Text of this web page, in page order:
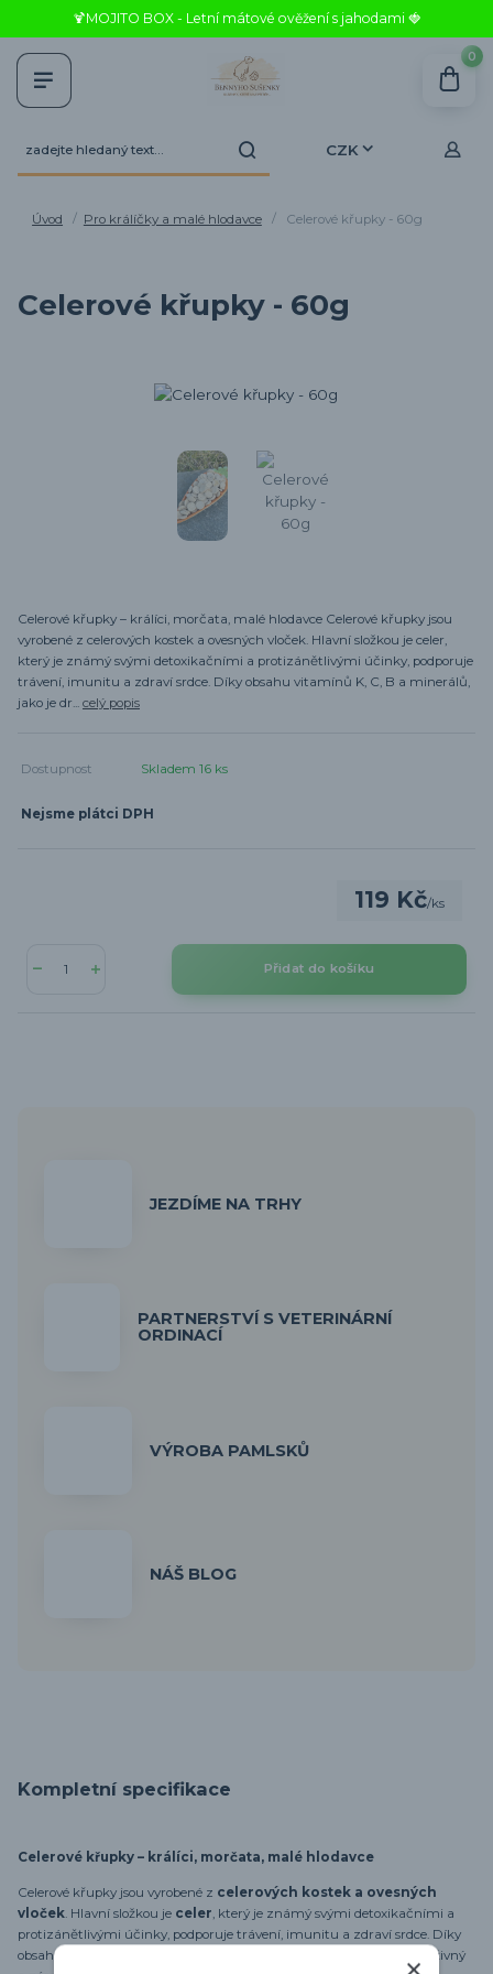
🍹MOJITO BOX - Letní mátové ověžení s jahodami 🍓
CZK
0
Úvod Pro králíčky a malé hlodavce Celerové křupky - 60g
Celerové křupky - 60g
Celerové křupky – králíci, morčata, malé hlodavce Celerové křupky jsou
vyrobené z celerových kostek a ovesných vloček. Hlavní složkou je celer,
který je známý svými detoxikačními a protizánětlivými účinky, podporuje
trávení, imunitu a zdraví srdce. Díky obsahu vitamínů K, C, B a minerálů,
jako je dr... celý popis
Dostupnost Skladem 16 ks
Nejsme plátci DPH
119 Kč/ks
Přidat do košíku
JEZDÍME NA TRHY
PARTNERSTVÍ S VETERINÁRNÍ
ORDINACÍ
VÝROBA PAMLSKŮ
NÁŠ BLOG
Kompletní specifikace
Celerové křupky – králíci, morčata, malé hlodavce
Celerové křupky jsou vyrobené z celerových kostek a ovesných
vloček. Hlavní složkou je celer, který je známý svými detoxikačními a
protizánětlivými účinky, podporuje trávení, imunitu a zdraví srdce. Díky
obsahu vitamínů K, C, B a minerálů, jako je draslík a vápník, jde o výživný